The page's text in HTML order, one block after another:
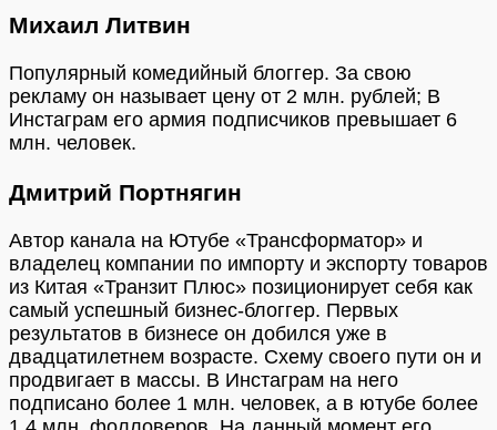
Михаил Литвин
Популярный комедийный блоггер. За свою
рекламу он называет цену от 2 млн. рублей; В
Инстаграм его армия подписчиков превышает 6
млн. человек.
Дмитрий Портнягин
Автор канала на Ютубе «Трансформатор» и
владелец компании по импорту и экспорту товаров
из Китая «Транзит Плюс» позиционирует себя как
самый успешный бизнес-блоггер. Первых
результатов в бизнесе он добился уже в
двадцатилетнем возрасте. Схему своего пути он и
продвигает в массы. В Инстаграм на него
подписано более 1 млн. человек, а в ютубе более